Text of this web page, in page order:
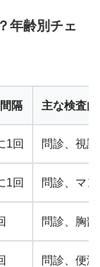
年齢別チェ
隔 主な検査内
1回 問診、視
1回 問診、マ
問診、胸
問診、便